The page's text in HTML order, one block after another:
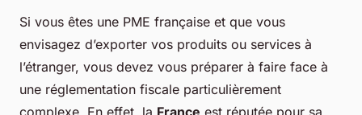
Si vous êtes une PME française et que vous
envisagez d’exporter vos produits ou services à
l’étranger, vous devez vous préparer à faire face à
une réglementation fiscale particulièrement